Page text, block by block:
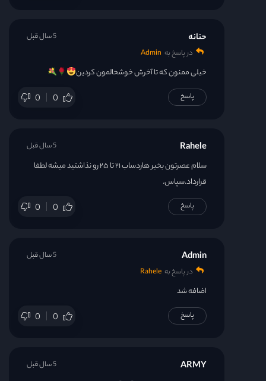
حنانه
در پاسخ به Admin
خیلی ممنون که تا آخرش خوشحالمون کردین
0 0
5 سال قبل
پاسخ
Rahele
سلام عصرتون بخیر هاردساب ۲۱ تا ۲۵ رو نذاشتید میشه لطفا
قرارداد.سپاس.
0 0
5 سال قبل
پاسخ
Admin
در پاسخ به Rahele
اضافه شد
0 0
5 سال قبل
پاسخ
ARMY 5 سال قبل